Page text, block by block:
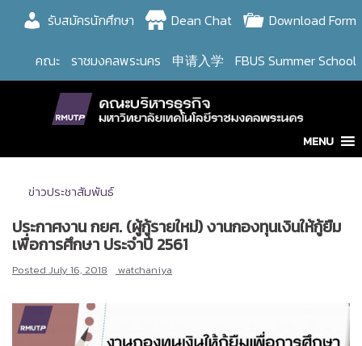
content
รับสมัครนักศึกษา Dean Chat Download Form
คณะ ราชมงคลพระนคร 申请入学 FBUS Summer School
MENU
ข่าวประชาสัมพันธ์
ประกาศงาน กยศ. (ผู้กู้รายใหม่) งานกองทุนเงินให้กู้ยืม
เพื่อการศึกษา ประจำปี 2561
Posted July 16, 2018 watchaniya